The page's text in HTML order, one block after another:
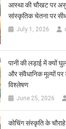
आस्था की चौखट पर
सांस्कृतिक चेतना पर
July 1, 2026
पानी की लड़ाई में क्यों
और संवैधानिक मूल्यों पर
विश्लेषण
June 25, 2026
कोचिंग संस्कृति के चौराहे